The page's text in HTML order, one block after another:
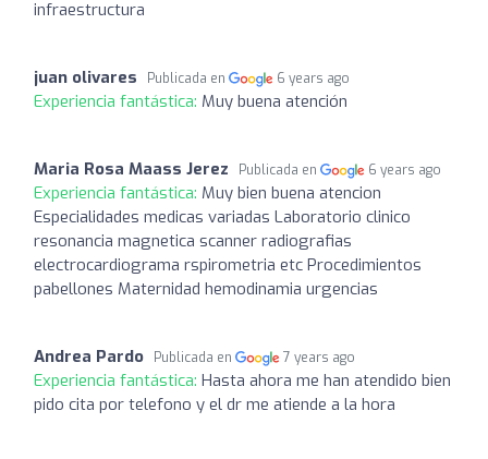
infraestructura
juan olivares Publicada en 6 years ago
Experiencia fantástica: Muy buena atención
Maria Rosa Maass Jerez Publicada en 6 years ago
Experiencia fantástica: Muy bien buena atencion
Especialidades medicas variadas Laboratorio clinico
resonancia magnetica scanner radiografias
electrocardiograma rspirometria etc Procedimientos
pabellones Maternidad hemodinamia urgencias
Andrea Pardo Publicada en 7 years ago
Experiencia fantástica: Hasta ahora me han atendido bien
pido cita por telefono y el dr me atiende a la hora